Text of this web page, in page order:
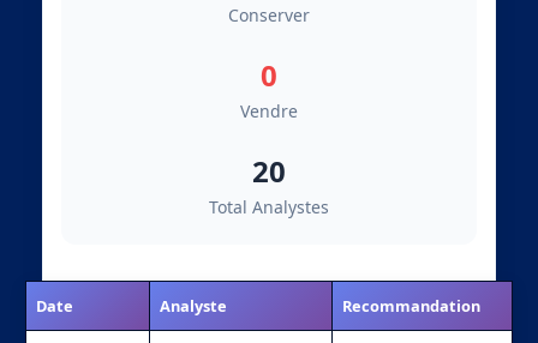
Conserver
0
Vendre
20
Total Analystes
Date Analyste Recommandation